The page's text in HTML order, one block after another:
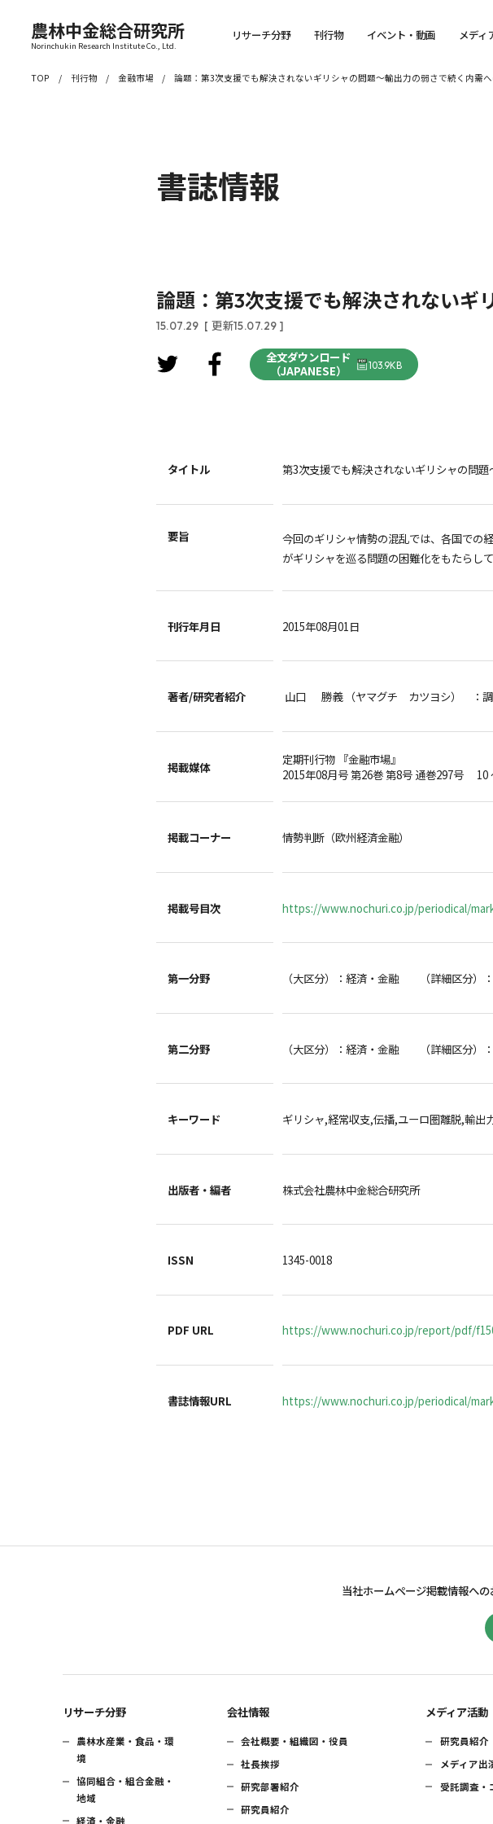
農林中金総合研究所
Norinchukin Research Institute Co., Ltd.
リサーチ分野 刊行物 イベント・動画 メディ
TOP 刊行物 金融市場 論題：第3次支援でも解決されないギリシャの問題～輸出力の弱さで続く内需
書誌情報
論題：第3次支援でも解決されないギ
15.07.29 [ 更新15.07.29 ]
全文ダウンロード
（JAPANESE）
103.9KB
タイトル 第3次支援でも解決されないギリシャの問
要旨
今回のギリシャ情勢の混乱では、各国での
がギリシャを巡る問題の困難化をもたらし
刊行年月日 2015年08月01日
著者/研究者紹介 山口 勝義 （ヤマグチ カツヨシ） ：
掲載媒体
定期刊行物 『金融市場』
2015年08月号 第26巻 第8号 通巻297号 10
掲載コーナー 情勢判断（欧州経済金融）
掲載号目次 https://www.nochuri.co.jp/periodical/
第一分野 （大区分）：経済・金融 （詳細区分）
第二分野 （大区分）：経済・金融 （詳細区分）
キーワード ギリシャ,経常収支,伝播,ユーロ圏離脱,輸出
出版者・編者 株式会社農林中金総合研究所
ISSN 1345-0018
PDF URL https://www.nochuri.co.jp/report/pdf/
書誌情報URL https://www.nochuri.co.jp/periodical/
当社ホームページ掲載情報への
リサーチ分野
農林水産業・食品・環
境
協同組合・組合金融・
地域
経済・金融
会社情報
会社概要・組織図・役員
社長挨拶
研究部署紹介
研究員紹介
メディア活動
研究員紹介
メディア出
受託調査・